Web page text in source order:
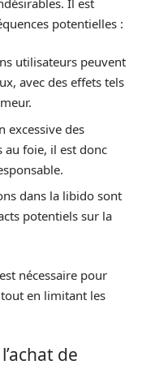
potentielles :
utilisateurs peuvent
avec des effets tels
excessive des
au foie, il est donc
dans la libido sont
potentiels sur la
nécessaire pour
tout en limitant les
de